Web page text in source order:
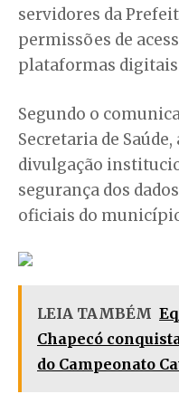
servidores da
permissões de
plataformas
Segundo o
Secretaria de
divulgação
segurança dos
oficiais do
LEIA TAMBÉM
Chapecó
do Campeonato